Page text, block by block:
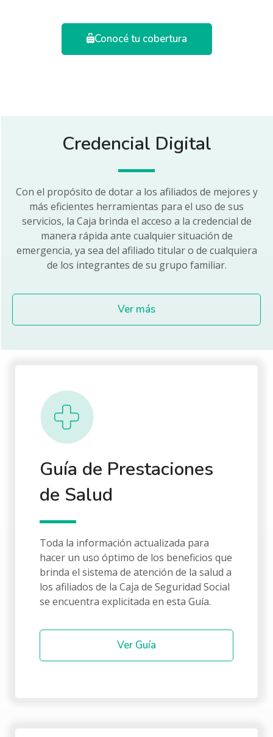
Conocé tu cobertura
Credencial Digital
Con el propósito de dotar a los afiliados de mejores y
más eficientes herramientas para el uso de sus
servicios, la Caja brinda el acceso a la credencial de
manera rápida ante cualquier situación de
emergencia, ya sea del afiliado titular o de cualquiera
de los integrantes de su grupo familiar.
Ver más
Guía de Prestaciones
de Salud
Toda la información actualizada para
hacer un uso óptimo de los beneficios que
brinda el sistema de atención de la salud a
los afiliados de la Caja de Seguridad Social
se encuentra explicitada en esta Guía.
Ver Guía